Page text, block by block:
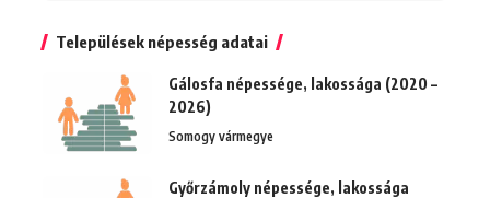
Települések népesség adatai
Gálosfa népessége, lakossága (2020 –
2026)
Somogy vármegye
Győrzámoly népessége, lakossága